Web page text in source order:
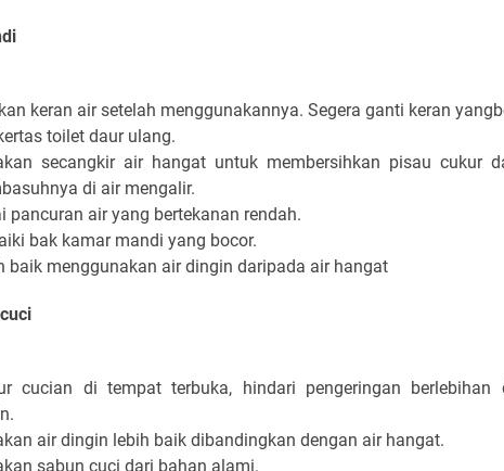
keran air setelah menggunakannya. Segera ganti keran
toilet daur ulang.
secangkir air hangat untuk membersihkan pisau cukur
di air mengalir.
pancuran air yang bertekanan rendah.
bak kamar mandi yang bocor.
baik menggunakan air dingin daripada air hangat
cucian di tempat terbuka, hindari pengeringan berlebihan
air dingin lebih baik dibandingkan dengan air hangat.
sabun cuci dari bahan alami.